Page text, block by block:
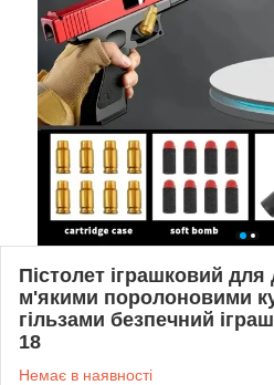
Пістолет іграшковий для
м'якими поролоновими
гільзами безпечний
18
Немає в наявності